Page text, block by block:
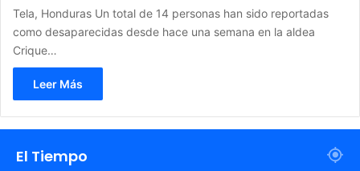
Tela, Honduras Un total de 14 personas han sido reportadas
como desaparecidas desde hace una semana en la aldea
Crique…
Leer Más
El Tiempo